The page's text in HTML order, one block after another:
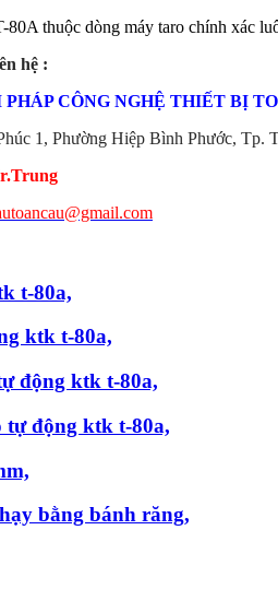
thuộc dòng máy taro chính xác
hệ :
CÔNG NGHỆ THIẾT BỊ
1, Phường Hiệp Bình Phước, Tp.
t-80a,
ktk t-80a,
động ktk t-80a,
động ktk t-80a,
bằng bánh răng,